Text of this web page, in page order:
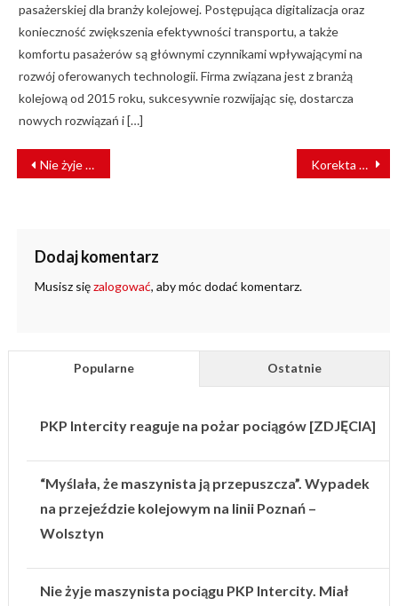
pasażerskiej dla branży kolejowej. Postępująca digitalizacja oraz
konieczność zwiększenia efektywności transportu, a także
komfortu pasażerów są głównymi czynnikami wpływającymi na
rozwój oferowanych technologii. Firma związana jest z branżą
kolejową od 2015 roku, sukcesywnie rozwijając się, dostarcza
nowych rozwiązań i […]
NAWIGACJA
WPISU
Nie żyje Bogdan Kubiszewski, członek zarządu PKP Intercity Remtrak Korekta rozkładu jazdy pociągów POLREGIO. Co się zmieni?
Dodaj komentarz
Musisz sięzalogować, aby móc dodać komentarz.
Popularne Ostatnie
PKP Intercity reaguje na pożar pociągów [ZDJĘCIA]
“Myślała, że maszynista ją przepuszcza”. Wypadek
na przejeździe kolejowym na linii Poznań –
Wolsztyn
Nie żyje maszynista pociągu PKP Intercity. Miał